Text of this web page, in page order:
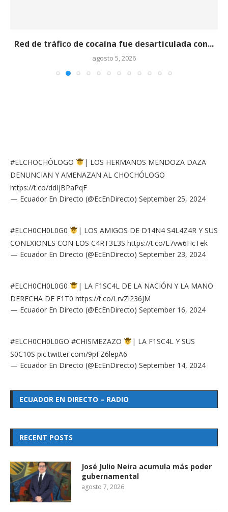
Red de tráfico de cocaína fue desarticulada con...
agosto 5, 2026
#ELCHOCHÓLOGO
| LOS HERMANOS MENDOZA DAZA
DENUNCIAN Y AMENAZAN AL CHOCHÓLOGO
https://t.co/ddIjBPaPqF
— Ecuador En Directo (@EcEnDirecto) September 25, 2024
#ELCH0CH0L0G0
| LOS AMIGOS DE D14N4 S4L4Z4R Y SUS
CONEXIONES CON LOS C4RT3L3S https://t.co/L7vw6HcTek
— Ecuador En Directo (@EcEnDirecto) September 23, 2024
#ELCH0CH0L0G0
| LA F1SC4L DE LA NACIÓN Y LA MANO
DERECHA DE F1T0 https://t.co/LrvZl236JM
— Ecuador En Directo (@EcEnDirecto) September 16, 2024
#ELCH0CH0L0GO #CHISMEZAZO
| LA F1SC4L Y SUS
S0C10S pic.twitter.com/9pFZ6lepA6
— Ecuador En Directo (@EcEnDirecto) September 14, 2024
ECUADOR EN DIRECTO – RADIO
RECENT POSTS
José Julio Neira acumula más poder
gubernamental
agosto 7, 2026